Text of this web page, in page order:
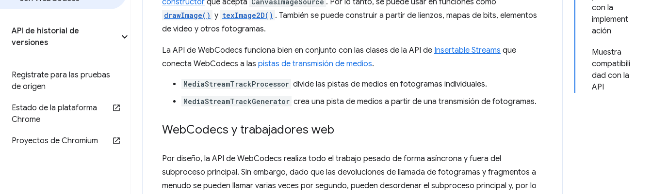
API de historial de
versiones
Regístrate para las pruebas
de origen
Estado de la plataforma
Chrome
Proyectos de Chromium
con la
implement
ación
Muestra
compatibili
dad con la
API
constructor que acepta . Por lo tanto, se puede usar en funciones como
drawImage() y texImage2D() . También se puede construir a partir de lienzos, mapas de bits, elementos
de video y otros fotogramas.
La API de WebCodecs funciona bien en conjunto con las clases de la API de Insertable Streams que
conecta WebCodecs a las pistas de transmisión de medios.
MediaStreamTrackProcessor divide las pistas de medios en fotogramas individuales.
MediaStreamTrackGenerator crea una pista de medios a partir de una transmisión de fotogramas.
WebCodecs y trabajadores web
Por diseño, la API de WebCodecs realiza todo el trabajo pesado de forma asíncrona y fuera del
subproceso principal. Sin embargo, dado que las devoluciones de llamada de fotogramas y fragmentos a
menudo se pueden llamar varias veces por segundo, pueden desordenar el subproceso principal y, por lo